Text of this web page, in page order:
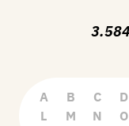
A B C D
L
M N O